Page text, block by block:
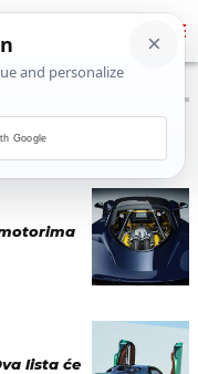
“
lista će
Google